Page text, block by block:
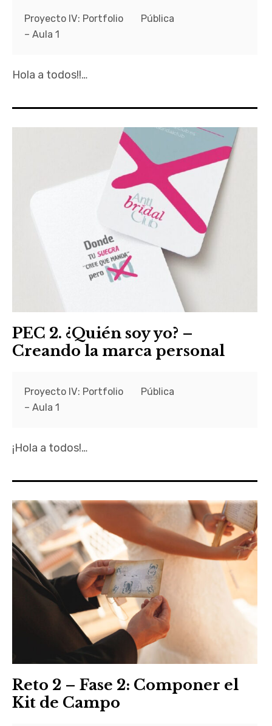
Proyecto IV: Portfolio
– Aula 1
Pública
Hola a todos!!…
PEC 2. ¿Quién soy yo? –
Creando la marca personal
Proyecto IV: Portfolio
– Aula 1
Pública
¡Hola a todos!…
Reto 2 – Fase 2: Componer el
Kit de Campo